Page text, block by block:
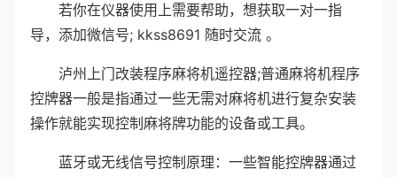
若你在仪器使用上需要帮助，想获取一对一指
导，添加微信号; kkss8691 随时交流 。
泸州上门改装程序麻将机遥控器;普通麻将机程序
控牌器一般是指通过一些无需对麻将机进行复杂安装
操作就能实现控制麻将牌功能的设备或工具。
蓝牙或无线信号控制原理：一些智能控牌器通过